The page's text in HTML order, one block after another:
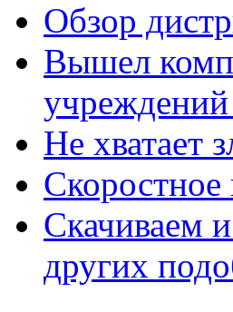
Обзор
Вышел
Не хватает
Скачиваем
других